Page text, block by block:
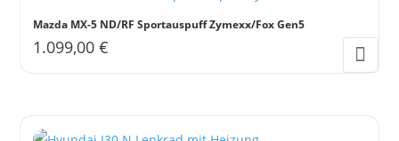
Mazda MX-5 ND/RF Sportauspuff Zymexx/Fox Gen5
1.099,00€